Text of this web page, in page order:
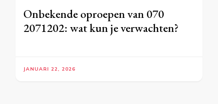
Onbekende oproepen van 070
2071202: wat kun je verwachten?
JANUARI 22, 2026